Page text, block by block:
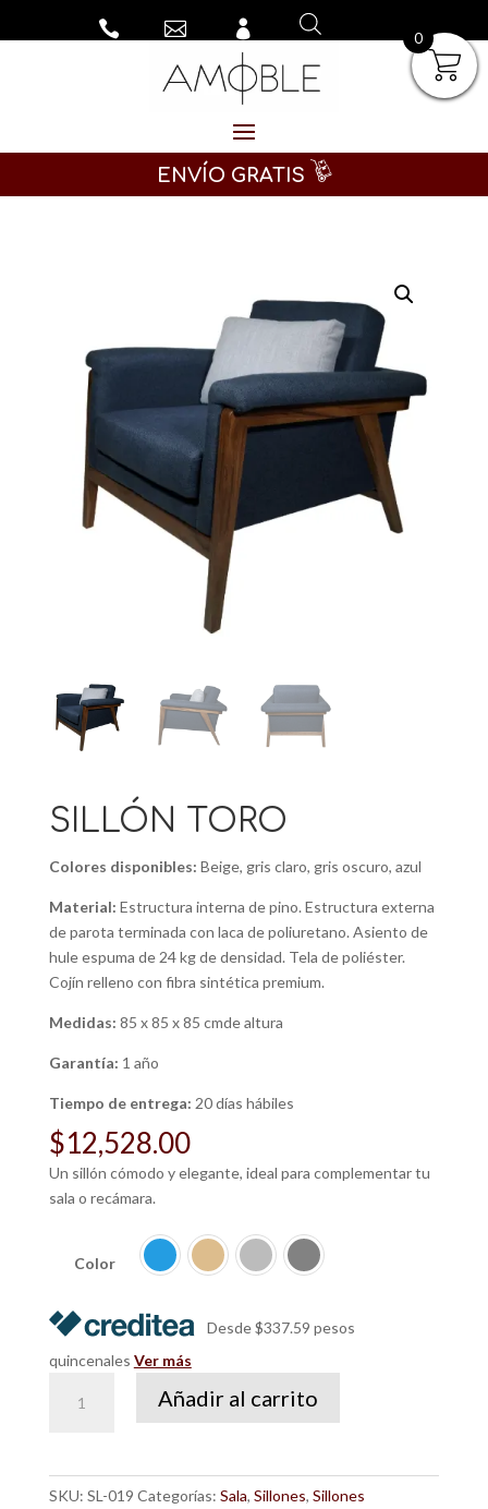
  
ENVÍO GRATIS
SILLÓN TORO
Colores disponibles: Beige, gris claro, gris oscuro, azul
Material: Estructura interna de pino. Estructura externa
de parota terminada con laca de poliuretano. Asiento de
hule espuma de 24 kg de densidad. Tela de poliéster.
Cojín relleno con fibra sintética premium.
Medidas: 85 x 85 x 85 cmde altura
Garantía: 1 año
Tiempo de entrega: 20 días hábiles
$12,528.00
Un sillón cómodo y elegante, ideal para complementar tu
sala o recámara.
Color
Desde $337.59 pesos
quincenales Ver más
Toro
Añadir al carrito
SKU: SL-019 Categorías: Sala, Sillones, Sillones
0